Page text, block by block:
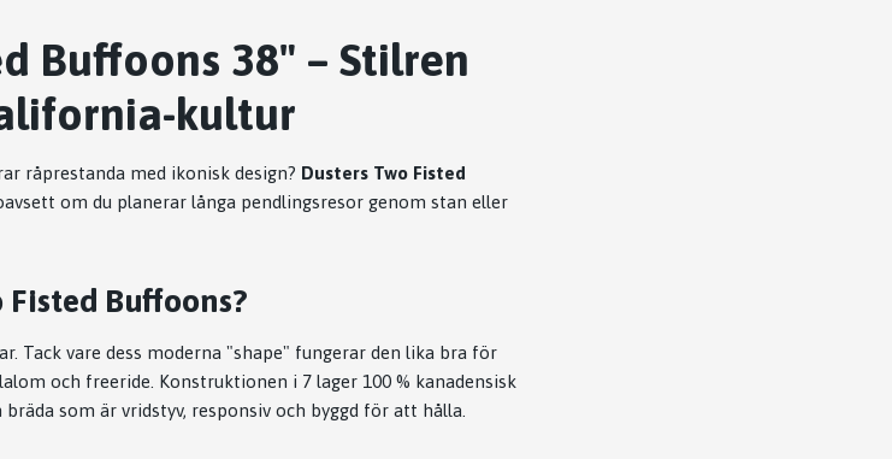
Buffoons 38" – Stilren
kultur
råprestanda med ikonisk design? Dusters Two Fisted
om du planerar långa pendlingsresor genom stan eller
Buffoons?
Tack vare dess moderna "shape" fungerar den lika bra för
och freeride. Konstruktionen i 7 lager 100 % kanadensisk
som är vridstyv, responsiv och byggd för att hålla.